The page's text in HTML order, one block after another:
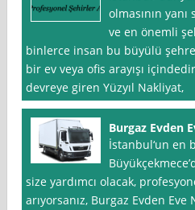
olmasının
ve en önemli
binlerce insan bu büyülü
bir ev veya ofis arayışı
devreye giren Yüzyıl Nakliyat,
Burgaz Evden
İstanbul‘un en
size yardımcı olacak,
arıyorsanız, Burgaz Evden